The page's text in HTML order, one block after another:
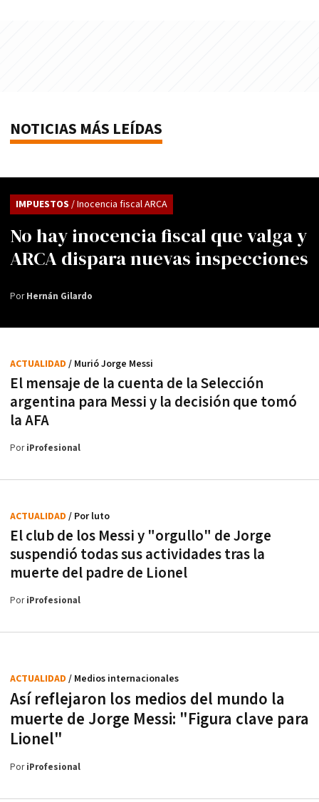
NOTICIAS MÁS LEÍDAS
No hay inocencia fiscal que valga y
ARCA dispara nuevas inspecciones
IMPUESTOS / Inocencia fiscal ARCA
PorHernán Gilardo
El mensaje de la cuenta de la Selección
argentina para Messi y la decisión que tomó
la AFA
ACTUALIDAD / Murió Jorge Messi
PoriProfesional
El club de los Messi y "orgullo" de Jorge
suspendió todas sus actividades tras la
muerte del padre de Lionel
ACTUALIDAD / Por luto
PoriProfesional
Así reflejaron los medios del mundo la
muerte de Jorge Messi: "Figura clave para
Lionel"
ACTUALIDAD / Medios internacionales
PoriProfesional